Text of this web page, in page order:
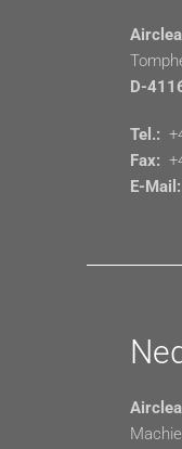
D-
Tel.:
Fax:
E-Mail: